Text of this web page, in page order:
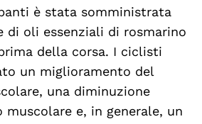
è stata somministrata
di oli essenziali di rosmarino
della corsa. I ciclisti
un miglioramento del
una diminuzione
muscolare e, in generale, un